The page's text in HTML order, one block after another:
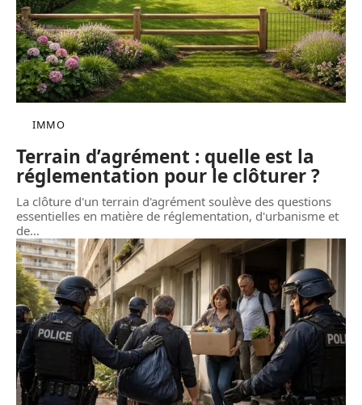
IMMO
Terrain d’agrément : quelle est la
réglementation pour le clôturer ?
La clôture d'un terrain d'agrément soulève des questions
essentielles en matière de réglementation, d'urbanisme et
de…